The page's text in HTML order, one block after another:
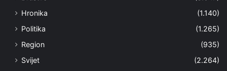
Hronika
(1.140)
Politika
(1.265)
Region
(935)
Svijet
(2.264)